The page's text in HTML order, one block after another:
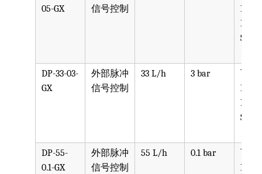
05-GX
信号控制
PPV,
PVDF,
SST,
DP-33-03-
GX
外部脉冲
信号控制
33 L/h 3 bar
可选
PPV,
PVDF,
SST,
DP-55-
0.1-GX
外部脉冲
信号控制
55 L/h 0.1 bar
可选
PPV,